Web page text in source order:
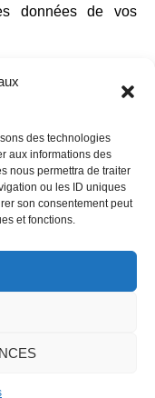
des technologies
aux informations des
nous permettra de traiter
ou les ID uniques
son consentement peut
et fonctions.
données de vos
légales